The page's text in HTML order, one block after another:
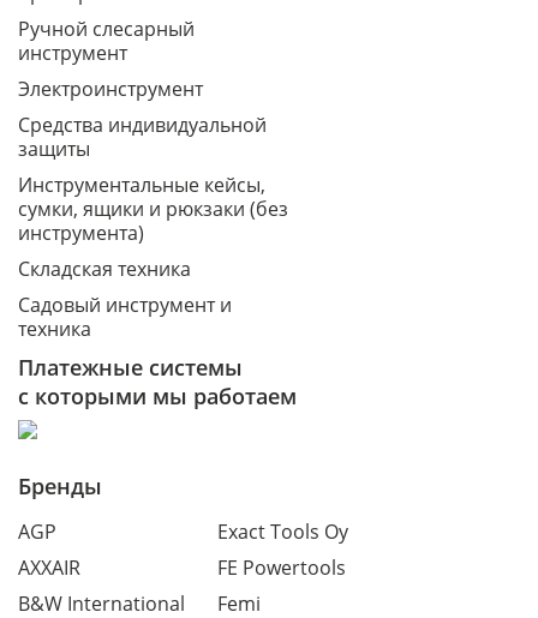
Ручной слесарный
инструмент
Электроинструмент
Средства индивидуальной
защиты
Инструментальные кейсы,
сумки, ящики и рюкзаки (без
инструмента)
Складская техника
Садовый инструмент и
техника
Платежные системы
с которыми мы работаем
Бренды
AGP
AXXAIR
B&W International
Exact Tools Oy
FE Powertools
Femi